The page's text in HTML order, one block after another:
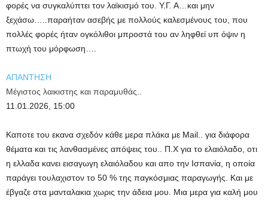
φορές να συγκαλύπτει τον λαϊκισμό του. Υ.Γ. Α…και μην
ξεχάσω…..παραήταν ασεβής με πολλούς καλεσμένους του, που
πολλές φορές ήταν ογκόλιθοι μπροστά του αν ληφθεί υπ όψιν η
πτωχή του μόρφωση….
ΑΠΑΝΤΗΣΗ
Μέγιστος λαικιστης και παραμυθάς..
11.01.2026, 15:00
Καποτε του εκανα σχεδόν κάθε μερα πλάκα με Mail.. για διάφορα
θέματα και τις λανθασμένες απόψεις του.. Π.Χ για το ελαιόλαδο, οτι
η ελλαδα κανει εισαγωγη ελαιόλαδου και απο την Ισπανία, η οποία
παράγει τουλαχιστον το 50 % της παγκόσμιας παραγωγής. Και με
έβγαζε στα μανταλακια χωρις την άδεια μου. Μια μερα για καλή μου